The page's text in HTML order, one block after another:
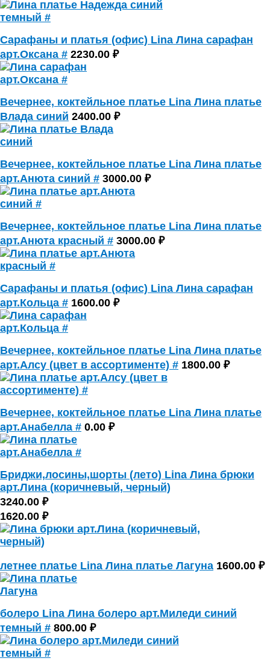
Сарафаны и платья (офис) Lina Лина сарафан
арт.Оксана # 2230.00 ₽
Вечернее, коктейльное платье Lina Лина платье
Влада синий 2400.00 ₽
Вечернее, коктейльное платье Lina Лина платье
арт.Анюта синий # 3000.00 ₽
Вечернее, коктейльное платье Lina Лина платье
арт.Анюта красный # 3000.00 ₽
Сарафаны и платья (офис) Lina Лина сарафан
арт.Кольца # 1600.00 ₽
Вечернее, коктейльное платье Lina Лина платье
арт.Алсу (цвет в ассортименте) # 1800.00 ₽
Вечернее, коктейльное платье Lina Лина платье
арт.Анабелла # 0.00 ₽
Бриджи,лосины,шорты (лето) Lina Лина брюки
арт.Лина (коричневый, черный)
3240.00 ₽
1620.00 ₽
летнее платье Lina Лина платье Лагуна 1600.00 ₽
болеро Lina Лина болеро арт.Миледи синий
темный # 800.00 ₽